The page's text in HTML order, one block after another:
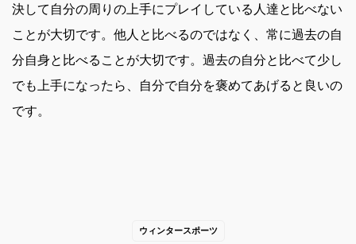
決して自分の周りの上手にプレイしている人達と比べない
ことが大切です。他人と比べるのではなく、常に過去の自
分自身と比べることが大切です。過去の自分と比べて少し
でも上手になったら、自分で自分を褒めてあげると良いの
です。
ウィンタースポーツ